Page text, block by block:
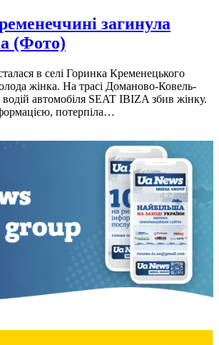
загинула
(Фото)
в селі Горинка Кременецького
жінка. На трасі Доманово-Ковель-
водій автомобіля SEAT IBIZA збив жінку.
потерпіла…